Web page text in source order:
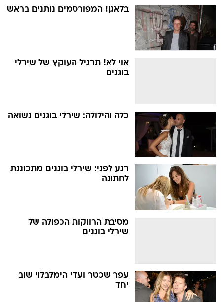
בלאגן! המפורסמים נותנים בראש
אוי לא! תרגיל העוקץ של שירלי
בוגנים
כלה והילולה: שירלי בוגנים נשואה
רגע לפני: שירלי בוגנים מתכוננת
לחתונה
מסיבת הרווקות הכפולה של
שירלי בוגנים
עפר שכטר ועדי הימלבלוי שוב
יחד